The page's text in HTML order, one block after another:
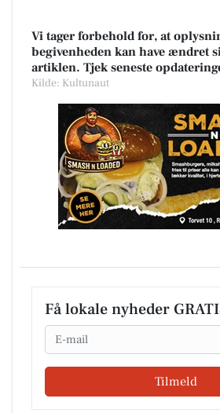
Vi tager forbehold for, at
begivenheden kan have ændret
artiklen. Tjek seneste
Kilde: Kultunaut
Få lokale nyheder
Email
Tilmeld